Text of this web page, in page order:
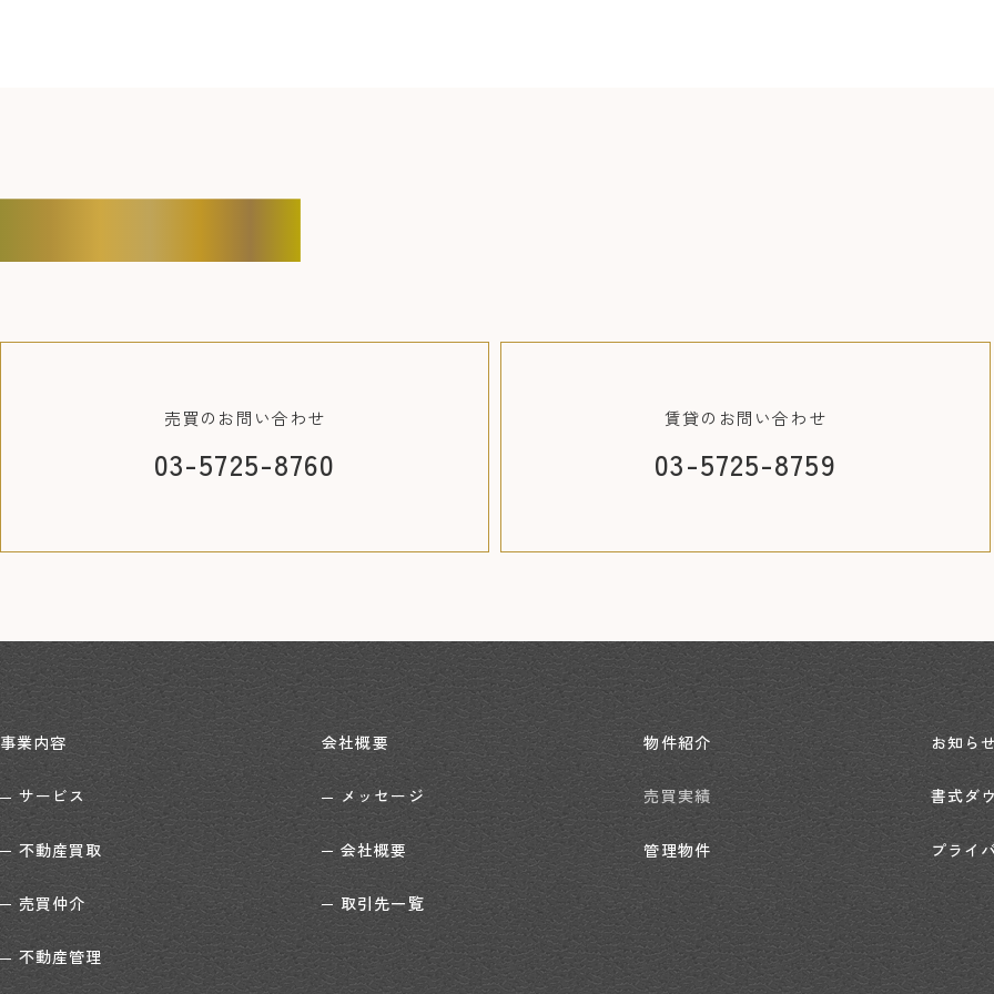
売買の お問い合わせ
03-5725-8760
賃貸の お問い合わせ
03-5725-8759
事業内容
サービス
不動産買取
売買仲介
不動産管理
会社概要
メッセージ
会社概要
取引先一覧
物件紹介
売買実績
管理物件
お知らせ
書式ダ
プライ